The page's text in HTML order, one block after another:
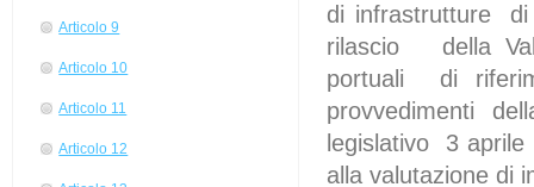
Articolo 9
Articolo 10
Articolo 11
Articolo 12
di infrastrutture
rilascio della
portuali di
provvedimenti
legislativo 3
alla valutazione di